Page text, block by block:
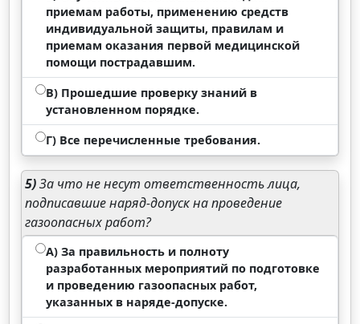
приемам работы, применению средств
индивидуальной защиты, правилам и
приемам оказания первой медицинской
помощи пострадавшим.
В) Прошедшие проверку знаний в
установленном порядке.
Г) Все перечисленные требования.
5)За что не несут ответственность лица,
подписавшие наряд-допуск на проведение
газоопасных работ?
А) За правильность и полноту
разработанных мероприятий по подготовке
и проведению газоопасных работ,
указанных в наряде-допуске.